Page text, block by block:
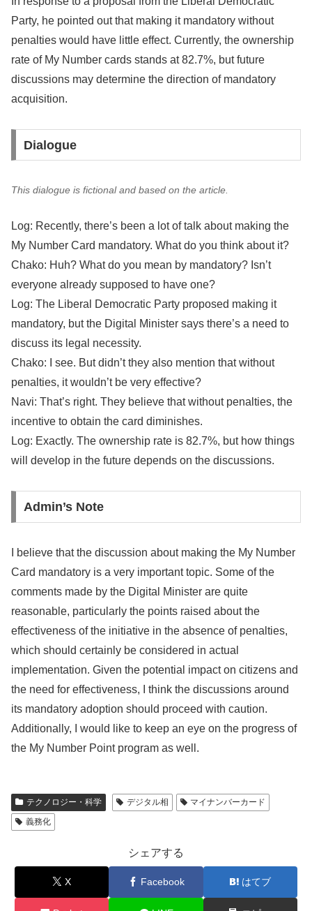
Party, he pointed out that making it mandatory without
penalties would have little effect. Currently, the ownership
rate of My Number cards stands at 82.7%, but future
discussions may determine the direction of mandatory
acquisition.
Dialogue
This dialogue is fictional and based on the article.
Log: Recently, there’s been a lot of talk about making the
My Number Card mandatory. What do you think about it?
Chako: Huh? What do you mean by mandatory? Isn’t
everyone already supposed to have one?
Log: The Liberal Democratic Party proposed making it
mandatory, but the Digital Minister says there’s a need to
discuss its legal necessity.
Chako: I see. But didn’t they also mention that without
penalties, it wouldn’t be very effective?
Navi: That’s right. They believe that without penalties, the
incentive to obtain the card diminishes.
Log: Exactly. The ownership rate is 82.7%, but how things
will develop in the future depends on the discussions.
Admin’s Note
I believe that the discussion about making the My Number
Card mandatory is a very important topic. Some of the
comments made by the Digital Minister are quite
reasonable, particularly the points raised about the
effectiveness of the initiative in the absence of penalties,
which should certainly be considered in actual
implementation. Given the potential impact on citizens and
the need for effectiveness, I think the discussions around
its mandatory adoption should proceed with caution.
Additionally, I would like to keep an eye on the progress of
the My Number Point program as well.
テクノロジー・科学 デジタル相
マイナンバーカード
義務化
シェアする
X Facebook はてブ